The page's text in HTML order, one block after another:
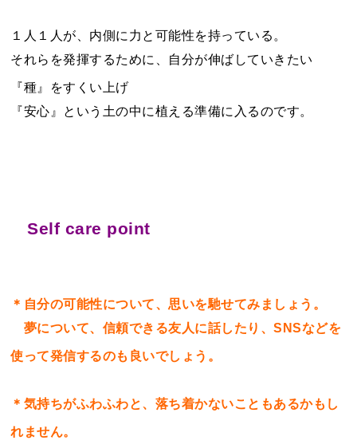
１人１人が、内側に力と可能性を持っている。
それらを発揮するために、自分が伸ばしていきたい
『種』をすくい上げ
『安心』という土の中に植える準備に入るのです。
Self care point
＊自分の可能性について、思いを馳せてみましょう。
夢について、信頼できる友人に話したり、SNSなどを
使って発信するのも良いでしょう。
＊気持ちがふわふわと、落ち着かないこともあるかもし
れません。